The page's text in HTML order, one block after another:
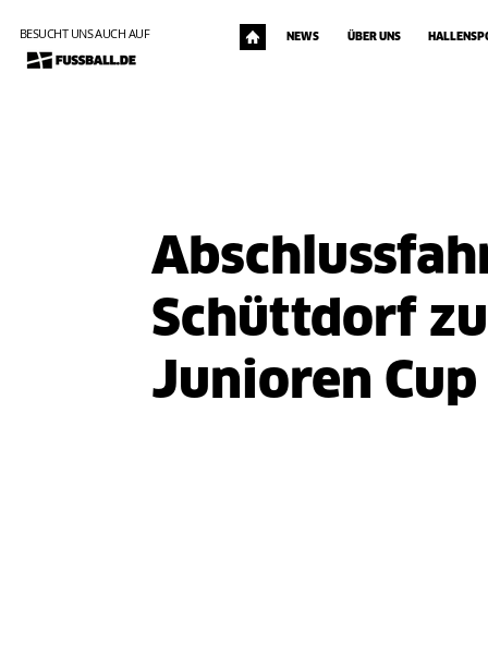
BESUCHT UNS AUCH AUF NEWS ÜBER UNS
Schüttdorf
Junioren